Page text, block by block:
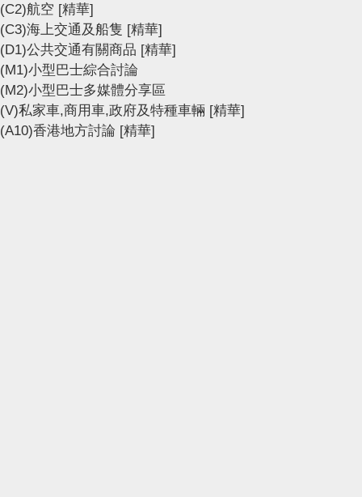
(C2)航空 [精華]
(C3)海上交通及船隻 [精華]
(D1)公共交通有關商品 [精華]
(M1)小型巴士綜合討論
(M2)小型巴士多媒體分享區
(V)私家車,商用車,政府及特種車輛 [精華]
(A10)香港地方討論 [精華]